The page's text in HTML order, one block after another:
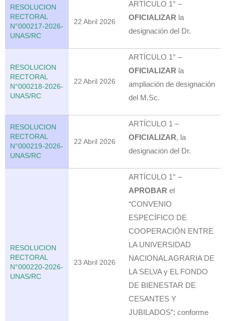
RESOLUCION
RECTORAL
N°000217-2026-
UNAS/RC
22 Abril 2026
ARTÍCULO 1° –
OFICIALIZARla
designación del Dr.
RESOLUCION
RECTORAL
N°000218-2026-
UNAS/RC
22 Abril 2026
ARTÍCULO 1° –
OFICIALIZARla
ampliación de designación
del M.Sc.
RESOLUCION
RECTORAL
N°000219-2026-
UNAS/RC
22 Abril 2026
ARTÍCULO 1 –
OFICIALIZAR, la
designación del Dr.
RESOLUCION
RECTORAL
N°000220-2026-
UNAS/RC
23 Abril 2026
ARTÍCULO 1° –
APROBARel
“CONVENIO
ESPECÍFICO DE
COOPERACIÓN ENTRE
LA UNIVERSIDAD
NACIONAL AGRARIA DE
LA SELVA y EL FONDO
DE BIENESTAR DE
CESANTES Y
JUBILADOS”; conforme